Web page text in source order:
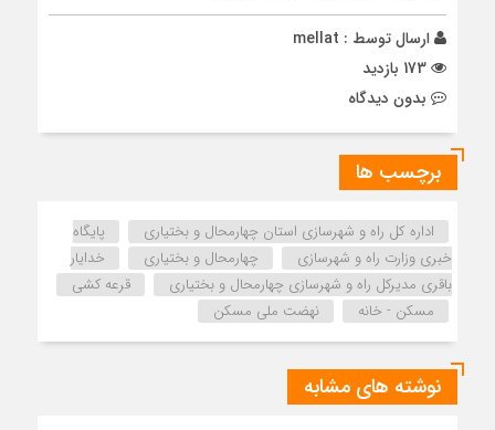
ارسال توسط : mellat
بدون دیدگاه
برچسب ها
اداره كل راه و شهرسازي استان چهارمحال و بختياري
پایگاه
خبری وزارت راه و شهرسازی
چهارمحال و بختیاری
خدایار
باقری مدیرکل راه و شهرسازی چهارمحال و بختیاری
قرعه کشی
مسکن - خانه
نهضت ملی مسکن
نوشته های مشابه